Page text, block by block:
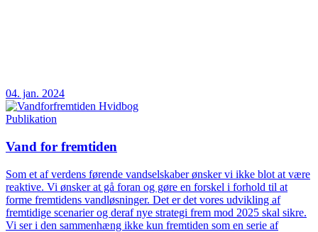
04. jan. 2024
Publikation
Vand for fremtiden
Som et af verdens førende vandselskaber ønsker vi ikke blot at være
reaktive. Vi ønsker at gå foran og gøre en forskel i forhold til at
forme fremtidens vandløsninger. Det er det vores udvikling af
fremtidige scenarier og deraf nye strategi frem mod 2025 skal sikre.
Vi ser i den sammenhæng ikke kun fremtiden som en serie af